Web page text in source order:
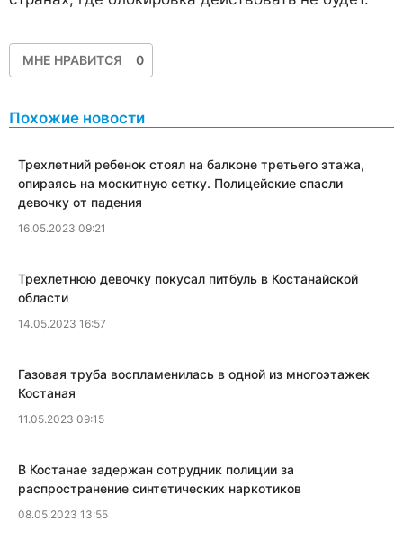
МНЕ НРАВИТСЯ 0
Похожие новости
Трехлетний ребенок стоял на балконе третьего этажа,
опираясь на москитную сетку. Полицейские спасли
девочку от падения
16.05.2023 09:21
​Трехлетнюю девочку покусал питбуль в Костанайской
области
14.05.2023 16:57
​Газовая труба воспламенилась в одной из многоэтажек
Костаная
11.05.2023 09:15
В Костанае задержан сотрудник полиции за
распространение синтетических наркотиков
08.05.2023 13:55